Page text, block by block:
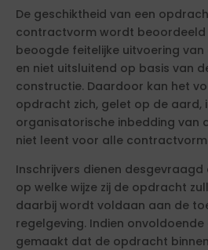
De geschiktheid van een
contractvorm wordt beoordeeld
beoogde feitelijke uitvoering
en niet uitsluitend op basis van
constructie. Daardoor kan het
opdracht zich, gelet op de aard,
organisatorische inbedding van
niet leent voor alle
Inschrijvers dienen
op welke wijze zij de opdracht
daarbij wordt voldaan aan de
regelgeving. Indien
gemaakt dat de opdracht